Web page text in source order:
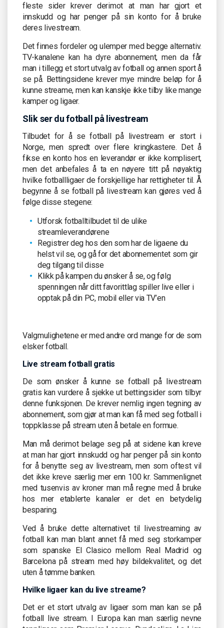
fleste sider krever derimot at man har gjort et
innskudd og har penger på sin konto for å bruke
deres livestream.
Det finnes fordeler og ulemper med begge alternativ.
TV-kanalene kan ha dyre abonnement, men da får
man i tillegg et stort utvalg av fotball og annen sport å
se på. Bettingsidene krever mye mindre beløp for å
kunne streame, men kan kanskje ikke tilby like mange
kamper og ligaer.
Slik ser du fotball på livestream
Tilbudet for å se fotball på livestream er stort i
Norge, men spredt over flere kringkastere. Det å
fikse en konto hos en leverandør er ikke komplisert,
men det anbefales å ta en nøyere titt på nøyaktig
hvilke fotballligaer de forskjellige har rettigheter til. Å
begynne å se fotball på livestream kan gjøres ved å
følge disse stegene:
Utforsk fotballtilbudet til de ulike
streamleverandørene
Registrer deg hos den som har de ligaene du
helst vil se, og gå for det abonnementet som gir
deg tilgang til disse
Klikk på kampen du ønsker å se, og følg
spenningen når ditt favorittlag spiller live eller i
opptak på din PC, mobil eller via TV’en
Valgmulighetene er med andre ord mange for de som
elsker fotball.
Live stream fotball gratis
De som ønsker å kunne se fotball på livestream
gratis kan vurdere å sjekke ut bettingsider som tilbyr
denne funksjonen. De krever nemlig ingen tegning av
abonnement, som gjør at man kan få med seg fotball i
toppklasse på stream uten å betale en formue.
Man må derimot belage seg på at sidene kan kreve
at man har gjort innskudd og har penger på sin konto
for å benytte seg av livestream, men som oftest vil
det ikke kreve særlig mer enn 100 kr. Sammenlignet
med tusenvis av kroner man må regne med å bruke
hos mer etablerte kanaler er det en betydelig
besparing.
Ved å bruke dette alternativet til livestreaming av
fotball kan man blant annet få med seg storkamper
som spanske El Clasico mellom Real Madrid og
Barcelona på stream med høy bildekvalitet, og det
uten å tømme banken.
Hvilke ligaer kan du live streame?
Det er et stort utvalg av ligaer som man kan se på
fotball live stream. I Europa kan man særlig nevne